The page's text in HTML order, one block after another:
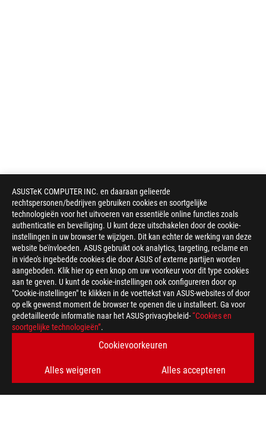
ASUSTeK COMPUTER INC. en daaraan gelieerde
rechtspersonen/bedrijven gebruiken cookies en soortgelijke
technologieën voor het uitvoeren van essentiële online functies zoals
authenticatie en beveiliging. U kunt deze uitschakelen door de cookie-
instellingen in uw browser te wijzigen. Dit kan echter de werking van deze
website beïnvloeden. ASUS gebruikt ook analytics, targeting, reclame en
in video's ingebedde cookies die door ASUS of externe partijen worden
aangeboden. Klik hier op een knop om uw voorkeur voor dit type cookies
aan te geven. U kunt de cookie-instellingen ook configureren door op
"Cookie-instellingen" te klikken in de voettekst van ASUS-websites of door
op elk gewenst moment de browser te openen die u installeert. Ga voor
gedetailleerde informatie naar het ASUS-privacybeleid-“Cookies en
soortgelijke technologieën”.
Cookievoorkeuren
Alles weigeren Alles accepteren
Disclaimer
Producten gecertificeerd door de Federal Communications
Verenigde Staten en Canada. Bezoek de websites van ASUS
producten.
Alle specificaties kunnen zonder voorafgaande kennisgeving
aanbod. Producten zijn mogelijk niet leverbaar in alle regio's.
Specificaties en functies verschillen per model, en alle
Genoemde merk- en productnamen zijn handelsmerken van
Tenzij anders aangegeven, zijn alle prestatieclaims
praktijksituaties verschillen.